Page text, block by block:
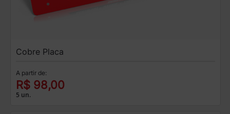
Cobre Placa
A partir de:
R$ 98,00
5 un.